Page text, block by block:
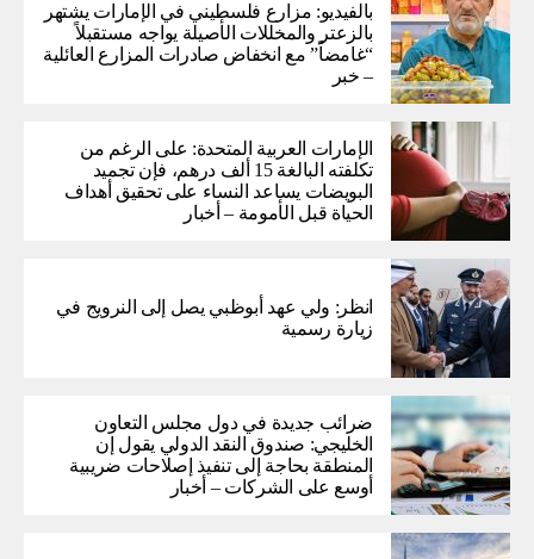
بالفيديو: مزارع فلسطيني في الإمارات يشتهر
بالزعتر والمخللات الأصيلة يواجه مستقبلاً
“غامضاً” ​​مع انخفاض صادرات المزارع العائلية
– خبر
الإمارات العربية المتحدة: على الرغم من
تكلفته البالغة 15 ألف درهم، فإن تجميد
البويضات يساعد النساء على تحقيق أهداف
الحياة قبل الأمومة – أخبار
انظر: ولي عهد أبوظبي يصل إلى النرويج في
زيارة رسمية
ضرائب جديدة في دول مجلس التعاون
الخليجي: صندوق النقد الدولي يقول إن
المنطقة بحاجة إلى تنفيذ إصلاحات ضريبية
أوسع على الشركات – أخبار